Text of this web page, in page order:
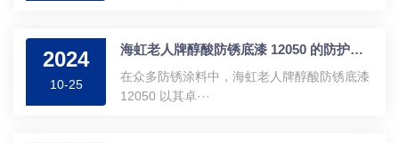
2024
10-25
海虹老人牌醇酸防锈底漆 12050 的防护功效大揭秘
在众多防锈涂料中，海虹老人牌醇酸防锈底漆
12050 以其卓···